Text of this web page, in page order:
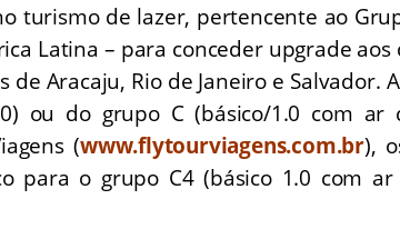
turismo de lazer, pertencente ao
Latina – para conceder upgrade
de Aracaju, Rio de Janeiro e Salvador.
ou do grupo C (básico/1.0 com ar
(www.flytourviagens.com.br),
para o grupo C4 (básico 1.0 com